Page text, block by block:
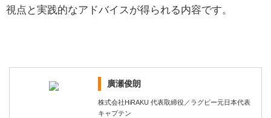
視点と実践的なアドバイスが得られる内容です。
廣瀬俊朗
株式会社HiRAKU 代表取締役／ラグビー元日本代表
キャプテン